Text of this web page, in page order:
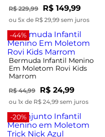
R$ 229,99 R$ 149,99
ou 5x de R$ 29,99 sem juros
-44%
Bermuda Infantil Menino
Em Moletom Rovi Kids
Marrom
R$ 44,99 R$ 24,99
ou 1x de R$ 24,99 sem juros
-20%